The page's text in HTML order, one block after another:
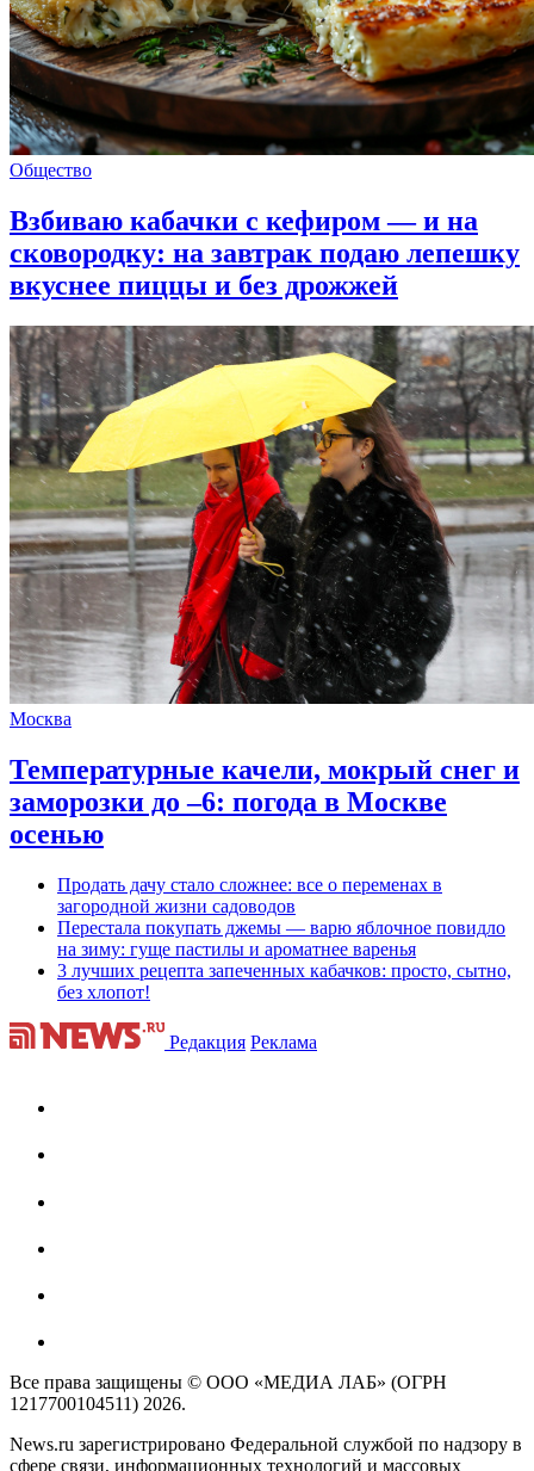
Общество
Взбиваю кабачки с кефиром — и на
сковородку: на завтрак подаю лепешку
вкуснее пиццы и без дрожжей
Москва
Температурные качели, мокрый снег и
заморозки до –6: погода в Москве
осенью
Продать дачу стало сложнее: все о переменах в
загородной жизни садоводов
Перестала покупать джемы — варю яблочное повидло
на зиму: гуще пастилы и ароматнее варенья
3 лучших рецепта запеченных кабачков: просто, сытно,
без хлопот!
Редакция Реклама
Все права защищены © ООО «МЕДИА ЛАБ» (ОГРН
1217700104511) 2026.
News.ru зарегистрировано Федеральной службой по надзору в
сфере связи, информационных технологий и массовых